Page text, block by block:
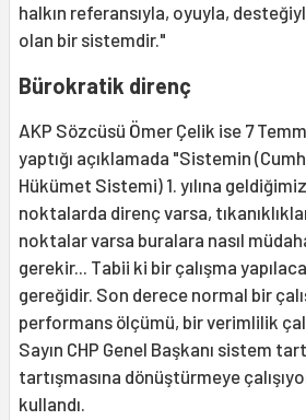
halkın referansıyla, oyuyla,
olan bir sistemdir."
Bürokratik direnç
AKP Sözcüsü Ömer Çelik ise 7
yaptığı açıklamada "Sistemin
Hükümet Sistemi) 1. yılına
noktalarda direnç varsa,
noktalar varsa buralara nasıl
gerekir... Tabii ki bir çalışma
gereğidir. Son derece normal bir
performans ölçümü, bir verimlilik
Sayın CHP Genel Başkanı sistem
tartışmasına dönüştürmeye
kullandı.